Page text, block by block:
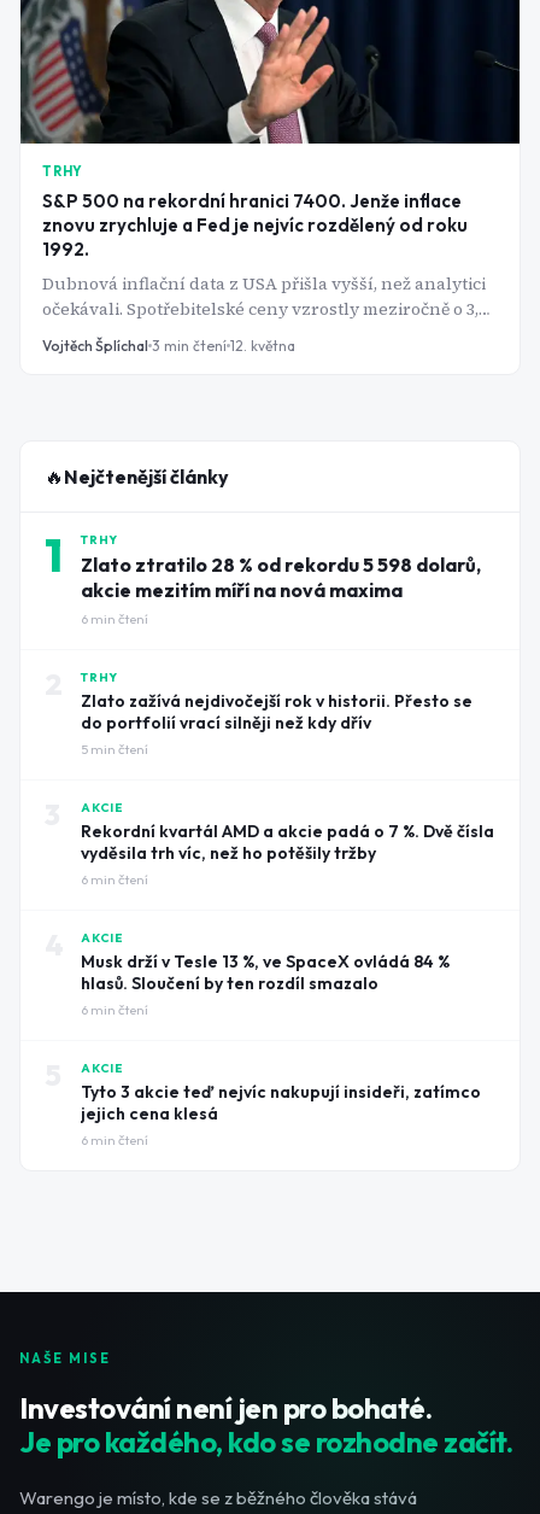
TRHY
S&P 500 na rekordní hranici 7400. Jenže inflace
znovu zrychluje a Fed je nejvíc rozdělený od roku
1992.
Dubnová inflační data z USA přišla vyšší, než analytici
očekávali. Spotřebitelské ceny vzrostly meziročně o 3,8
%, jádrová inflace (bez energií a potravin) dosáhla 2,8
% a měsíčně přidala 0,4 %. Přitom S&P 500 se obchoduje
Vojtěch Šplíchal 3 min čtení 12. května
🔥 Nejčtenější články
1 TRHY
Zlato ztratilo 28 % od rekordu 5 598 dolarů,
akcie mezitím míří na nová maxima
6 min čtení
TRHY
Zlato zažívá nejdivočejší rok v historii. Přesto se
do portfolií vrací silněji než kdy dřív
5 min čtení
AKCIE
Rekordní kvartál AMD a akcie padá o 7 %. Dvě čísla
vyděsila trh víc, než ho potěšily tržby
6 min čtení
AKCIE
Musk drží v Tesle 13 %, ve SpaceX ovládá 84 %
hlasů. Sloučení by ten rozdíl smazalo
6 min čtení
AKCIE
Tyto 3 akcie teď nejvíc nakupují insideři, zatímco
jejich cena klesá
6 min čtení
NAŠE MISE
Investování není jen pro bohaté.
Je pro každého, kdo se rozhodne začít.
Warengo je místo, kde se z běžného člověka stává